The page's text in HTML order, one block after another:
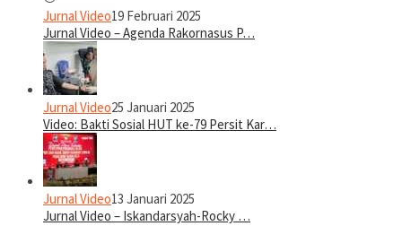
Jurnal Video19 Februari 2025
Jurnal Video – Agenda Rakornasus P…
Jurnal Video25 Januari 2025
Video: Bakti Sosial HUT ke-79 Persit Kar…
Jurnal Video13 Januari 2025
Jurnal Video – Iskandarsyah-Rocky …